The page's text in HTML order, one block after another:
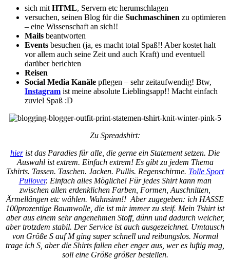
sich mit HTML, Servern etc herumschlagen
versuchen, seinen Blog für die Suchmaschinen zu optimieren
– eine Wissenschaft an sich!!
Mails beantworten
Events besuchen (ja, es macht total Spaß!! Aber kostet halt
vor allem auch seine Zeit und auch Kraft) und eventuell
darüber berichten
Reisen
Social Media Kanäle pflegen – sehr zeitaufwendig! Btw,
Instagram ist meine absolute Lieblingsapp!! Macht einfach
zuviel Spaß :D
Zu Spreadshirt:
hierist das Paradies für alle, die gerne ein Statement setzen. Die
Auswahl ist extrem. Einfach extrem! Es gibt zu jedem Thema
Tshirts. Tassen. Taschen. Jacken. Pullis. Regenschirme. Tolle Sport
Pullover. Einfach alles Mögliche! Für jedes Shirt kann man
zwischen allen erdenklichen Farben, Formen, Auschnitten,
Ärmellängen etc wählen. Wahnsinn!! Aber zugegeben: ich HASSE
100prozentige Baumwolle, die ist mir immer zu steif. Mein Tshirt ist
aber aus einem sehr angenehmen Stoff, dünn und dadurch weicher,
aber trotzdem stabil. Der Service ist auch ausgezeichnet. Umtausch
von Größe S auf M ging super schnell und reibungslos. Normal
trage ich S, aber die Shirts fallen eher enger aus, wer es luftig mag,
soll eine Größe größer bestellen.